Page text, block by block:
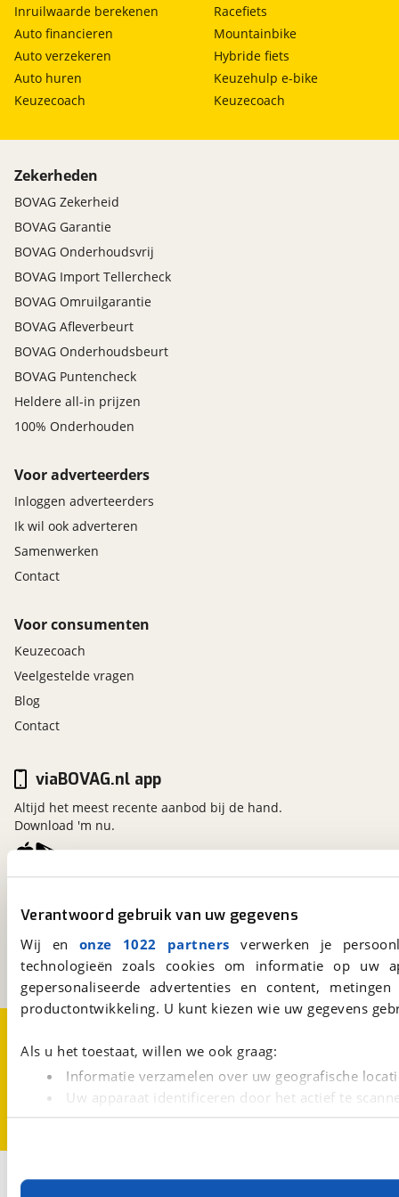
Verantwoord gebruik van uw gegevens
Wij en onze 1022 partners verwerken je
technologieën zoals cookies om informatie op
gepersonaliseerde advertenties en content,
productontwikkeling. U kunt kiezen wie uw gegevens
Als u het toestaat, willen we ook graag:
Informatie verzamelen over uw geografische
Uw apparaat identificeren door het actief te
Lees meer over hoe uw persoonlijke gegevens worden
Met cookies en vergelijkbare technieken zorgen we
Inruilwaarde berekenen
Auto financieren
Auto verzekeren
Auto huren
Keuzecoach
Racefiets
Mountainbike
Hybride fiets
Keuzehulp e-bike
Keuzecoach
Zekerheden
BOVAG Zekerheid
BOVAG Garantie
BOVAG Onderhoudsvrij
BOVAG Import Tellercheck
BOVAG Omruilgarantie
BOVAG Afleverbeurt
BOVAG Onderhoudsbeurt
BOVAG Puntencheck
Heldere all-in prijzen
100% Onderhouden
Voor adverteerders
Inloggen adverteerders
Ik wil ook adverteren
Samenwerken
Contact
Voor consumenten
Keuzecoach
Veelgestelde vragen
Blog
Contact
Kosterijland15
Een initiatief van
BOVAG
viaBOVAG.nl app
Altijd het meest recente aanbod bij de hand.
Download 'm nu.
CookievoorkeurenVacatures